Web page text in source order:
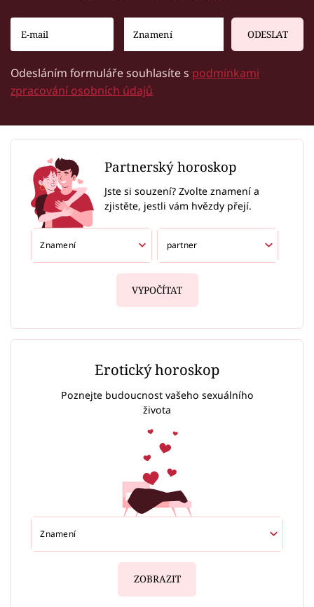
ODESLAT
Odesláním formuláře souhlasíte s podmínkami
zpracování osobních údajů
Partnerský horoskop
Jste si souzení? Zvolte znamení a
zjistěte, jestli vám hvězdy přejí.
VYPOČÍTAT
Erotický horoskop
Poznejte budoucnost vašeho sexuálního
života
ZOBRAZIT